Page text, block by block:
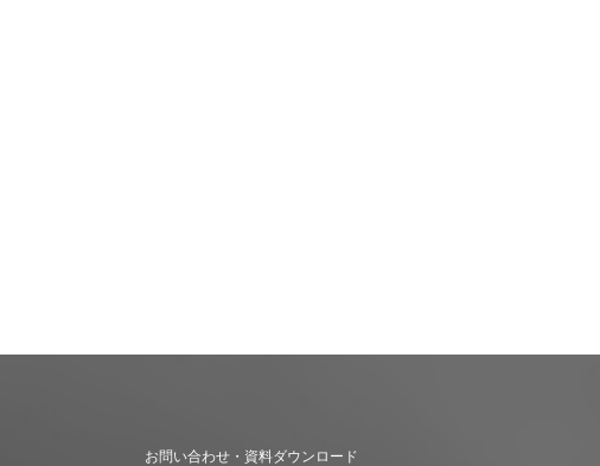
お問い合わせ・資料ダウンロード